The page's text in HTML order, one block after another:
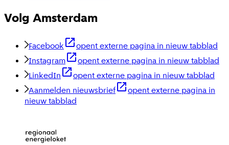
Volg Amsterdam
Facebook
opent externe pagina in nieuw tabblad
Instagram
opent externe pagina in nieuw tabblad
LinkedIn
opent externe pagina in nieuw tabblad
Aanmelden nieuwsbrief
opent externe pagina in
nieuw tabblad